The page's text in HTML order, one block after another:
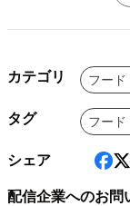
カテゴリ フード
タグ フード
シェア
配信企業へのお問